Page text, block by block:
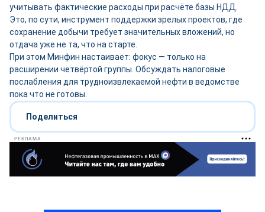
учитывать фактические расходы при расчёте базы НДД.
Это, по сути, инструмент поддержки зрелых проектов, где
сохранение добычи требует значительных вложений, но
отдача уже не та, что на старте.
При этом Минфин настаивает: фокус — только на
расширении четвёртой группы. Обсуждать налоговые
послабления для трудноизвлекаемой нефти в ведомстве
пока что не готовы.
Поделиться
РЕКЛАМА